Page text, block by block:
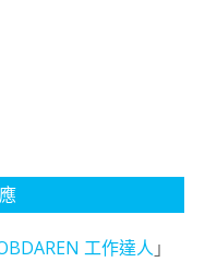
工作達人 」